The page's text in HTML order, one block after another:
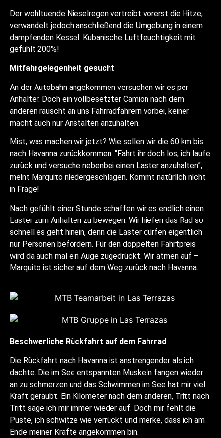
Der wohltuende Nieselregen vertreibt vorerst die Hitze,
verwandelt jedoch anschließend die Umgebung in einem
dampfenden Kessel. Kubanische Luftfeuchtigkeit mit
gefühlt 200%!
Mitfahrgelegenheit gesucht
An der Autobahn angekommen versuchen wir es per
Anhalter. Doch ein vollbesetzter Camion nach dem
anderen rauscht an uns Fahrradfahrern vorbei, keiner
macht auch nur Anstalten anzuhalten.
Mist, was machen wir jetzt? Wie sollen wir die 60 km bis
nach Havanna zurückkommen. “Fahrt ihr doch los, ich laufe
zurück und versuche nebenbei einen Laster anzuhalten”,
meint Marquito niedergeschlagen. Kommt natürlich nicht
in Frage!
Nach gefühlt einer Stunde schaffen wir es endlich einen
Laster zum Anhalten zu bewegen. Wir hiefen das Rad so
schnell es geht hinein, denn die Laster dürfen eigentlich
nur Personen befördern. Für den doppelten Fahrtpreis
wird da auch mal ein Auge zugedrückt. Wir atmen auf –
Marquito ist sicher auf dem Weg zurück nach Havanna.
Beschwerliche Rückfahrt auf dem Fahrrad
Die Rückfahrt nach Havanna ist anstrengender als ich
dachte. Die im See entspannten Muskeln fangen wieder
an zu schmerzen und das Schwimmen im See hat mir viel
Kraft geraubt. Ein Kilometer nach dem anderen, Tritt nach
Tritt sage ich mir immer wieder auf. Doch mir fehlt die
Puste, ich schwitze wie verrückt und merke, dass ich am
Ende meiner Kräfte angekommen bin.